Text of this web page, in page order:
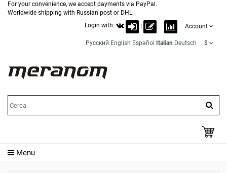
For your convenience, we accept payments via PayPal.
Worldwide shipping with Russian post or DHL.
Login with:
Account
Русский English Español Italian Deutsch $
Menu